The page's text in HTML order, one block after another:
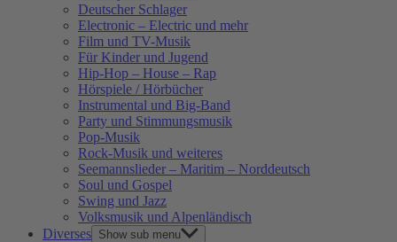
Deutscher Schlager
Electronic – Electric und mehr
Film und TV-Musik
Für Kinder und Jugend
Hip-Hop – House – Rap
Hörspiele / Hörbücher
Instrumental und Big-Band
Party und Stimmungsmusik
Pop-Musik
Rock-Musik und weiteres
Seemannslieder – Maritim – Norddeutsch
Soul und Gospel
Swing und Jazz
Volksmusik und Alpenländisch
Diverses Show sub menu